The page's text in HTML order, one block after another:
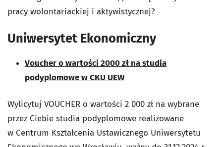
pracy wolontariackiej i aktywistycznej?
Uniwersytet Ekonomiczny
Voucher o wartości 2000 zł na studia
podyplomowe w CKU UEW
Wylicytuj VOUCHER o wartości 2 000 zł na wybrane
przez Ciebie studia podyplomowe realizowane
w Centrum Kształcenia Ustawicznego Uniwersytetu